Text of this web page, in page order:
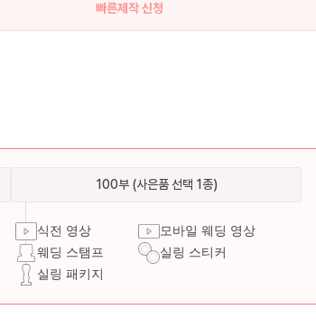
빠른제작 신청
100부 (사은품 선택 1종)
식전 영상
모바일 웨딩 영상
웨딩 스탬프
실링 스티커
실링 패키지